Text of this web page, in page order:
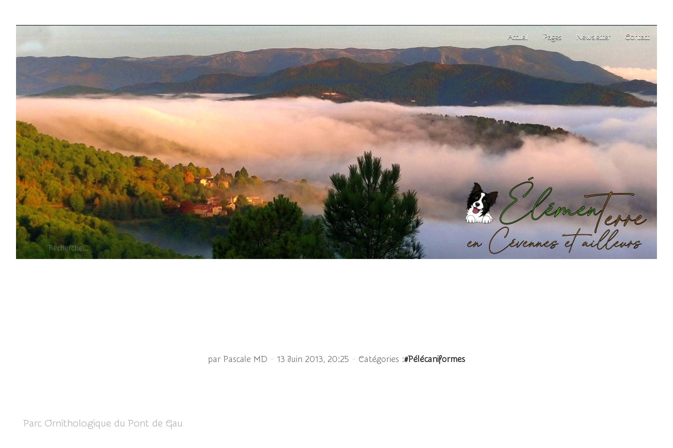
Accueil Pages Newsletter Contact
par Pascale MD - 13 Juin 2013, 20:25 - Catégories :#Pélécaniformes
Parc Ornithologique du Pont de Gau